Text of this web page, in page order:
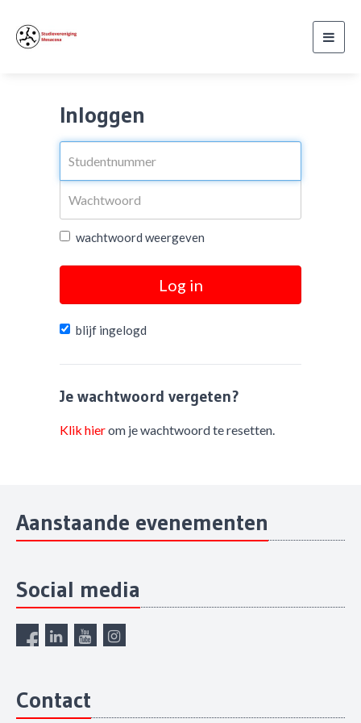
Inloggen
wachtwoord weergeven
Log in
blijf ingelogd
Je wachtwoord vergeten?
Klik hierom je wachtwoord te resetten.
Aanstaande evenementen
Social media
Contact